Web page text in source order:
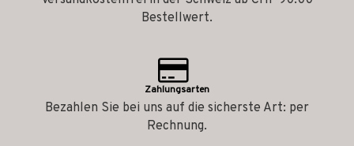
Bestellwert.
Zahlungsarten
Bezahlen Sie bei uns auf die sicherste Art: per
Rechnung.